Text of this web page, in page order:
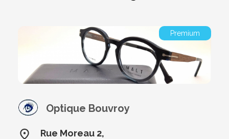
Premium
Optique Bouvroy
Rue Moreau 2,